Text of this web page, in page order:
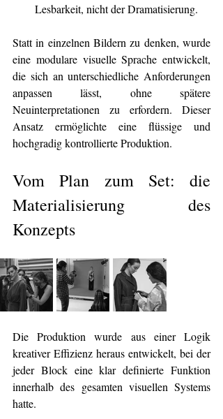
Lesbarkeit, nicht der Dramatisierung.
Statt in einzelnen Bildern zu denken, wurde
eine modulare visuelle Sprache entwickelt,
die sich an unterschiedliche Anforderungen
anpassen lässt, ohne spätere
Neuinterpretationen zu erfordern. Dieser
Ansatz ermöglichte eine flüssige und
hochgradig kontrollierte Produktion.
Vom Plan zum Set: die
Materialisierung des
Konzepts
Die Produktion wurde aus einer Logik
kreativer Effizienz heraus entwickelt, bei der
jeder Block eine klar definierte Funktion
innerhalb des gesamten visuellen Systems
hatte.